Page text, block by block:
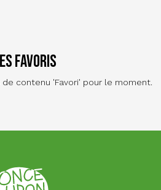
favoris
de contenu 'Favori' pour le moment.